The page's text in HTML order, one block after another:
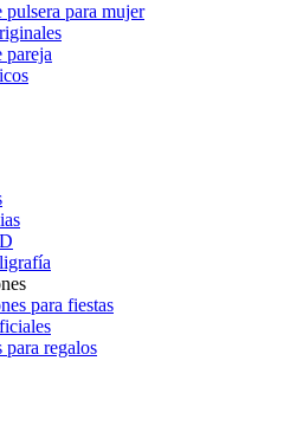
pulsera para mujer
pareja
para fiestas
para regalos